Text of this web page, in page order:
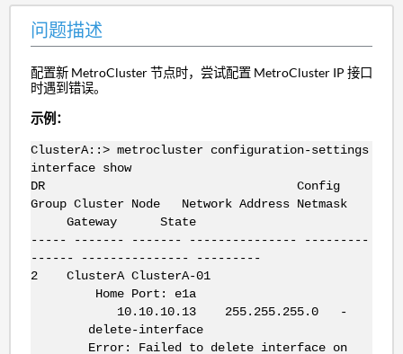
问题描述
配置新 MetroCluster 节点时，尝试配置 MetroCluster IP 接口
时遇到错误。
示例：
ClusterA::> metrocluster configuration-settings
interface show
DR Config
Group Cluster Node Network Address Netmask
Gateway State
----- ------- ------- --------------- ---------
------ --------------- ---------
2 ClusterA ClusterA-01
Home Port: e1a
10.10.10.13 255.255.255.0 -
delete-interface
Error: Failed to delete interface on